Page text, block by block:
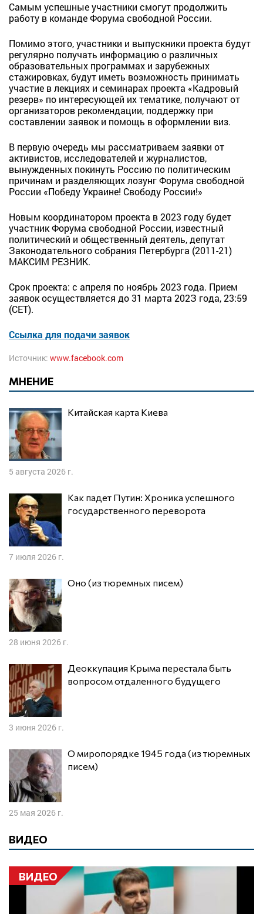
Самым успешные участники смогут продолжить
работу в команде Форума свободной России.
Помимо этого, участники и выпускники проекта будут
регулярно получать информацию о различных
образовательных программах и зарубежных
стажировках, будут иметь возможность принимать
участие в лекциях и семинарах проекта «Кадровый
резерв» по интересующей их тематике, получают от
организаторов рекомендации, поддержку при
составлении заявок и помощь в оформлении виз.
В первую очередь мы рассматриваем заявки от
активистов, исследователей и журналистов,
вынужденных покинуть Россию по политическим
причинам и разделяющих лозунг Форума свободной
России «Победу Украине! Свободу России!»
Новым координатором проекта в 2023 году будет
участник Форума свободной России, известный
политический и общественный деятель, депутат
Законодательного собрания Петербурга (2011-21)
МАКСИМ РЕЗНИК.
Срок проекта: с апреля по ноябрь 2023 года. Прием
заявок осуществляется до 31 марта 202З года, 23:59
(CET).
Ссылка для подачи заявок
Источник: www.facebook.com
МНЕНИЕ
Китайская карта Киева
5 августа 2026 г.
Как падет Путин: Хроника успешного
государственного переворота
7 июля 2026 г.
Оно (из тюремных писем)
28 июня 2026 г.
Деоккупация Крыма перестала быть
вопросом отдаленного будущего
3 июня 2026 г.
О миропорядке 1945 года (из тюремных
писем)
25 мая 2026 г.
ВИДЕО
ВИДЕО